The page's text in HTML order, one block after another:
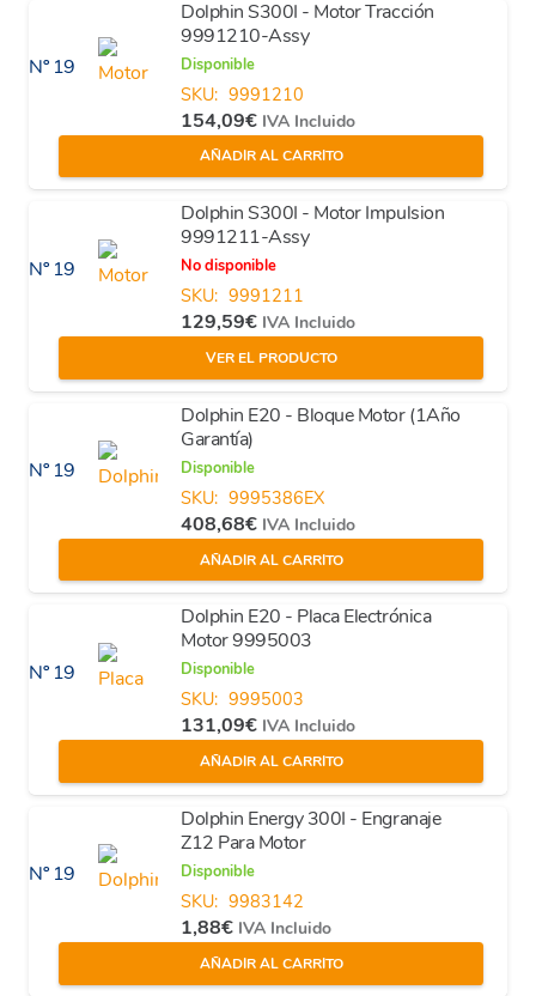
Nº 19
Dolphin S300I - Motor Tracción
9991210-Assy
Disponible
SKU: 9991210
154,09€ IVA Incluido
AÑADIR AL CARRITO
Nº 19
Dolphin S300I - Motor Impulsion
9991211-Assy
No disponible
SKU: 9991211
129,59€ IVA Incluido
VER EL PRODUCTO
Nº 19
Dolphin E20 - Bloque Motor (1Año
Garantía)
Disponible
SKU: 9995386EX
408,68€ IVA Incluido
AÑADIR AL CARRITO
Nº 19
Dolphin E20 - Placa Electrónica
Motor 9995003
Disponible
SKU: 9995003
131,09€ IVA Incluido
AÑADIR AL CARRITO
Nº 19
Dolphin Energy 300I - Engranaje
Z12 Para Motor
Disponible
SKU: 9983142
1,88€ IVA Incluido
AÑADIR AL CARRITO